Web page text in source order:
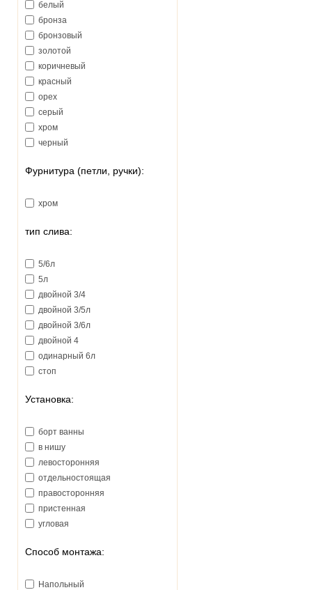
белый
бронза
бронзовый
золотой
коричневый
красный
орех
серый
хром
черный
Фурнитура (петли, ручки):
хром
тип слива:
5/6л
5л
двойной 3/4
двойной 3/5л
двойной 3/6л
двойной 4
одинарный 6л
стоп
Установка:
борт ванны
в нишу
левосторонняя
отдельностоящая
правосторонняя
пристенная
угловая
Способ монтажа:
Напольный